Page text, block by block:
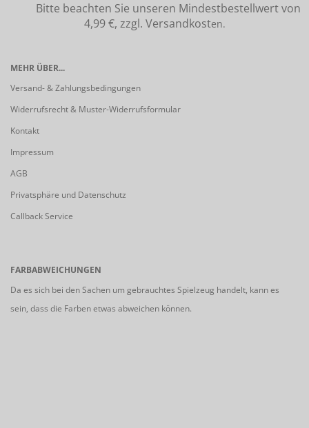
Bitte beachten Sie unseren Mindestbestellwert von
4,99 €, zzgl. Versandkosten.
MEHR ÜBER...
Versand- & Zahlungsbedingungen
Widerrufsrecht & Muster-Widerrufsformular
Kontakt
Impressum
AGB
Privatsphäre und Datenschutz
Callback Service
FARBABWEICHUNGEN
Da es sich bei den Sachen um gebrauchtes Spielzeug handelt, kann es
sein, dass die Farben etwas abweichen können.